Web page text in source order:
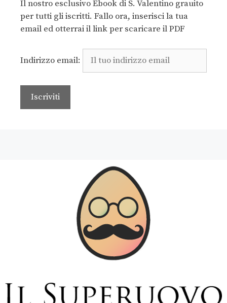
Il nostro esclusivo Ebook di S. Valentino grauito
per tutti gli iscritti. Fallo ora, inserisci la tua
email ed otterrai il link per scaricare il PDF
Indirizzo email: